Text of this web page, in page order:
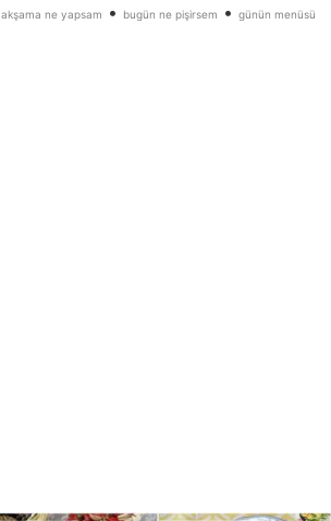
akşama ne yapsam • bugün ne pişirsem • günün menüsü